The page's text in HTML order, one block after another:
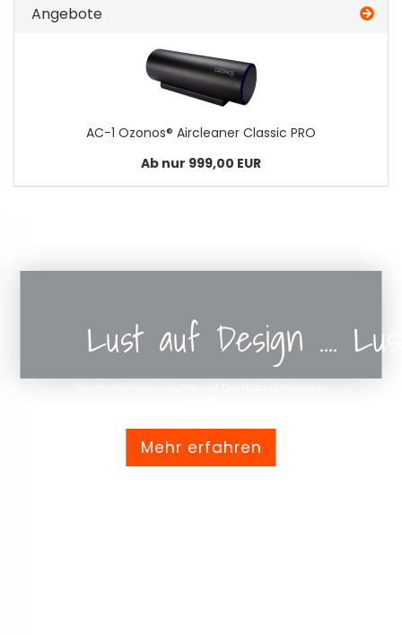
Angebote
AC-1 Ozonos® Aircleaner Classic PRO
Ab nur 999,00 EUR
Lust auf Design ....
Mehr erfahren